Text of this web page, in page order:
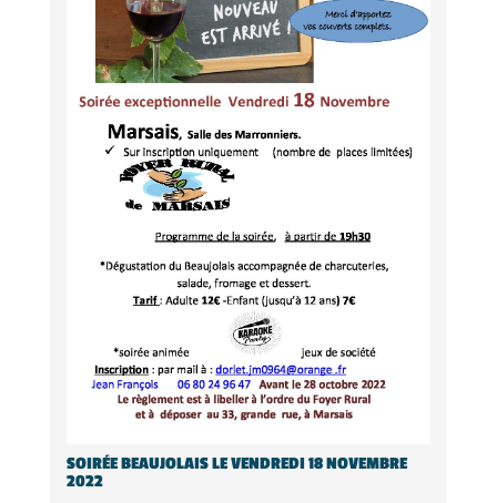
SOIRÉE BEAUJOLAIS LE VENDREDI 18 NOVEMBRE
2022